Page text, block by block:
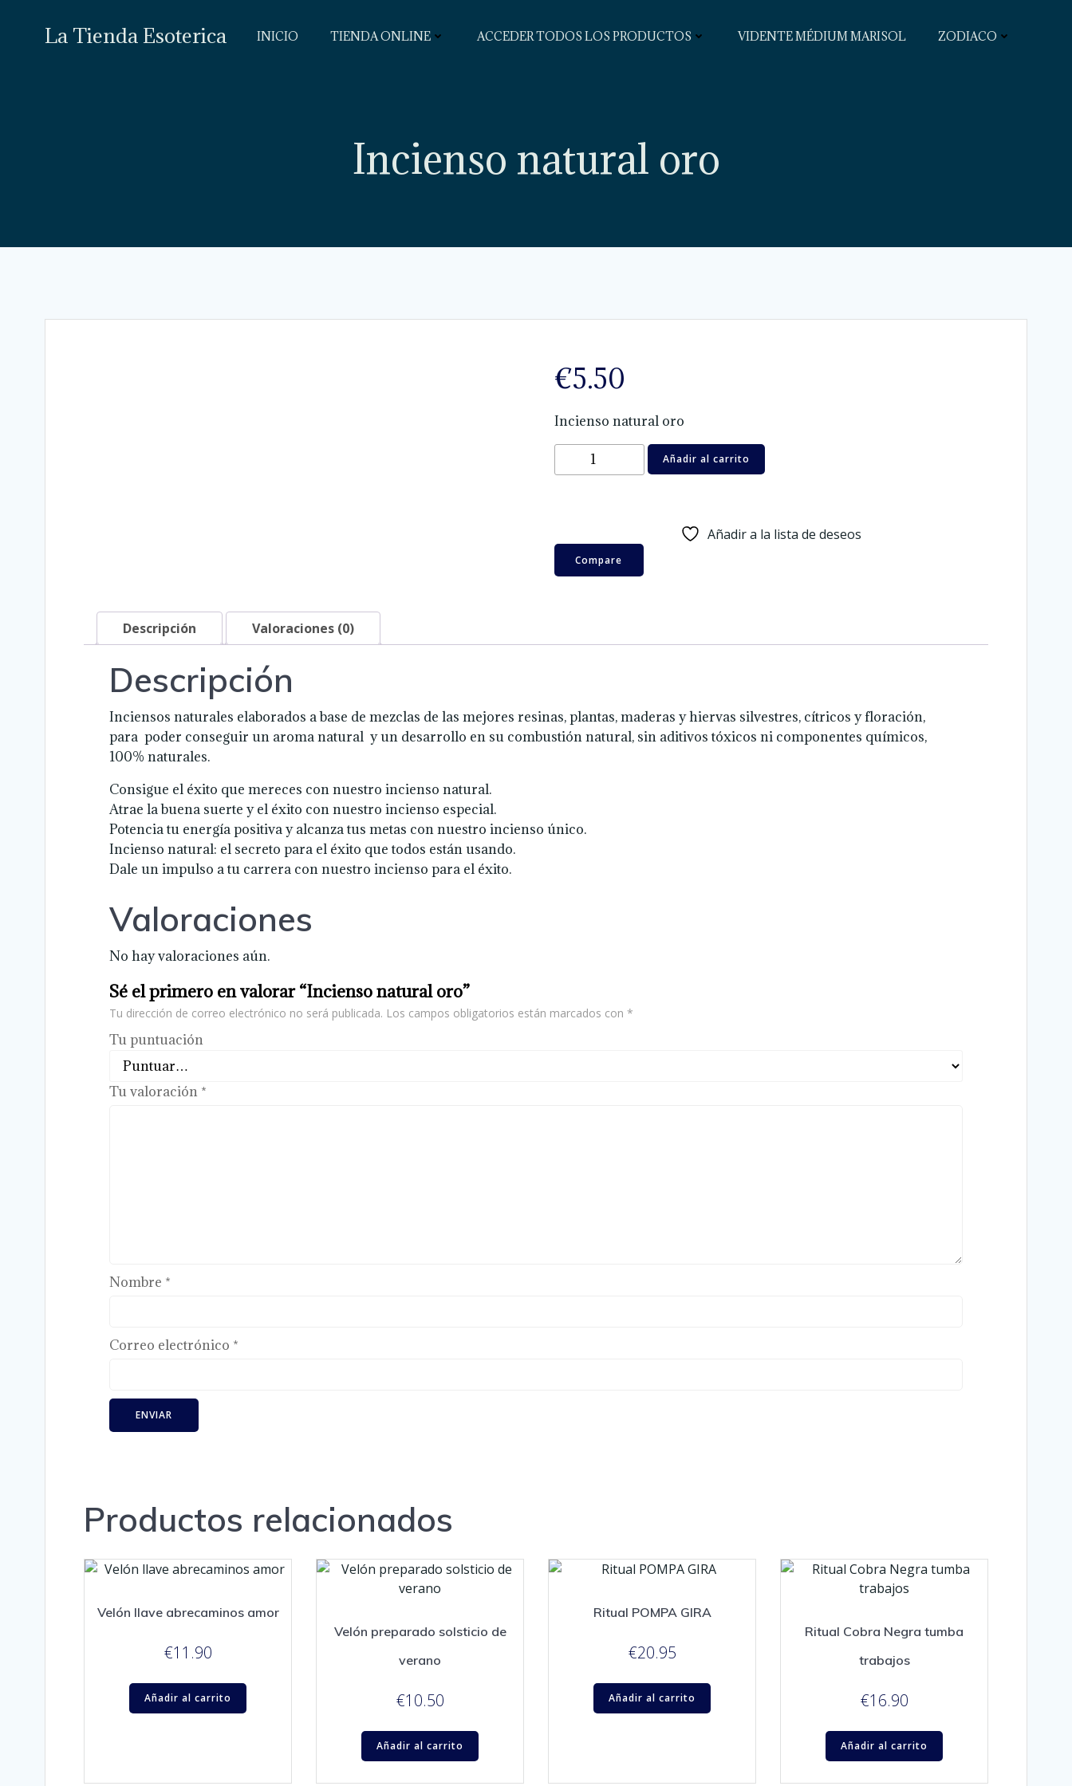
contenidoLa Tienda Esoterica INICIO TIENDA ONLINE ACCEDER TODOS LOS PRODUCTOS VIDENTE MÉDIUM MARISOL ZODIACO
Incienso natural oro
€5.50
Incienso natural oro
Incienso
natural
Añadir al carrito
Añadir a la lista de deseos
Compare
Descripción Valoraciones (0)
Descripción
Inciensos naturales elaborados a base de mezclas de las mejores resinas, plantas, maderas y hiervas silvestres, cítricos y floración,
para poder conseguir un aroma natural y un desarrollo en su combustión natural, sin aditivos tóxicos ni componentes químicos,
100% naturales.
Consigue el éxito que mereces con nuestro incienso natural.
Atrae la buena suerte y el éxito con nuestro incienso especial.
Potencia tu energía positiva y alcanza tus metas con nuestro incienso único.
Incienso natural: el secreto para el éxito que todos están usando.
Dale un impulso a tu carrera con nuestro incienso para el éxito.
Valoraciones
No hay valoraciones aún.
Sé el primero en valorar “Incienso natural oro”
Tu dirección de correo electrónico no será publicada. Los campos obligatorios están marcados con *
Tu puntuación
Tu valoración *
Nombre *
Correo electrónico *
Productos relacionados
Velón llave abrecaminos amor
€11.90
Añadir al carrito
Velón preparado solsticio de
verano
€10.50
Añadir al carrito
Ritual POMPA GIRA
€20.95
Añadir al carrito
Ritual Cobra Negra tumba
trabajos
€16.90
Añadir al carrito